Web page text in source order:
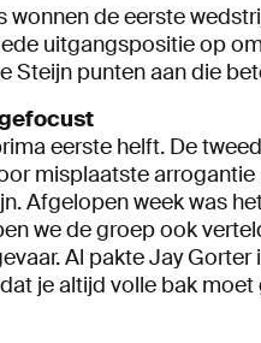
wonnen de eerste
uitgangspositie op
Steijn punten aan die
eerste helft. De
misplaatste
Afgelopen week was
we de groep ook
Al pakte Jay
je altijd volle bak